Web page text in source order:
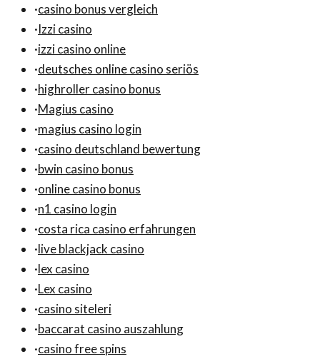
·casino bonus vergleich
·Izzi casino
·izzi casino online
·deutsches online casino seriös
·highroller casino bonus
·Magius casino
·magius casino login
·casino deutschland bewertung
·bwin casino bonus
·online casino bonus
·n1 casino login
·costa rica casino erfahrungen
·live blackjack casino
·lex casino
·Lex casino
·casino siteleri
·baccarat casino auszahlung
·casino free spins